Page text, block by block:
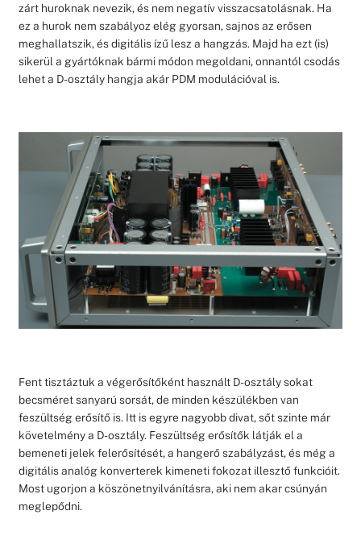
zárt huroknak nevezik, és nem negatív visszacsatolásnak. Ha
ez a hurok nem szabályoz elég gyorsan, sajnos az erősen
meghallatszik, és digitális ízű lesz a hangzás. Majd ha ezt (is)
sikerül a gyártóknak bármi módon megoldani, onnantól csodás
lehet a D-osztály hangja akár PDM modulációval is.
Fent tisztáztuk a végerősítőként használt D-osztály sokat
becsméret sanyarú sorsát, de minden készülékben van
feszültség erősítő is. Itt is egyre nagyobb divat, sőt szinte már
követelmény a D-osztály. Feszültség erősítők látják el a
bemeneti jelek felerősítését, a hangerő szabályzást, és még a
digitális analóg konverterek kimeneti fokozat illesztő funkcióit.
Most ugorjon a köszönetnyilvánításra, aki nem akar csúnyán
meglepődni.